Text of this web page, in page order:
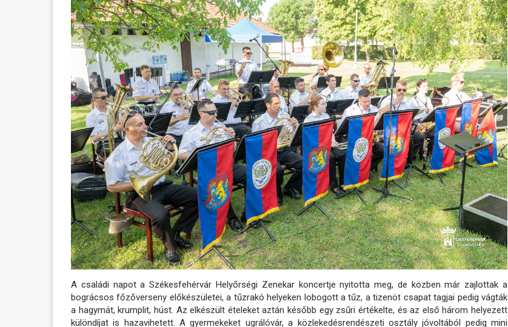
A családi napot a Székesfehérvár Helyőrségi Zenekar koncertje nyitotta meg, de közben már zajlottak a
bográcsos főzőverseny előkészületei, a tűzrakó helyeken lobogott a tűz, a tizenöt csapat tagjai pedig vágták
a hagymát, krumplit, húst. Az elkészült ételeket aztán később egy zsűri értékelte, és az első három helyezett
különdíjat is hazavihetett. A gyermekeket ugrálóvár, a közlekedésrendészeti osztály jóvoltából pedig mini